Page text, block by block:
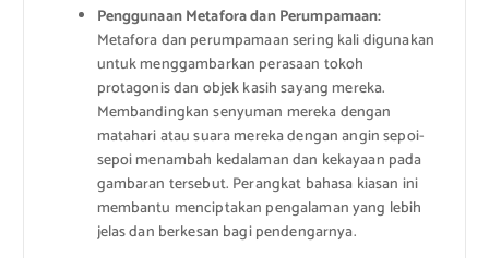
Penggunaan Metafora dan Perumpamaan:
Metafora dan perumpamaan sering kali digunakan
untuk menggambarkan perasaan tokoh
protagonis dan objek kasih sayang mereka.
Membandingkan senyuman mereka dengan
matahari atau suara mereka dengan angin sepoi-
sepoi menambah kedalaman dan kekayaan pada
gambaran tersebut. Perangkat bahasa kiasan ini
membantu menciptakan pengalaman yang lebih
jelas dan berkesan bagi pendengarnya.